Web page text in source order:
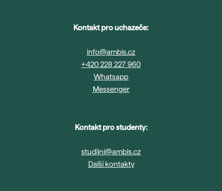
Volitelný předmět
Bakalářská práce
Uplatnění psychologa v
Kontakt pro uchazeče:
info@ambis.cz
+420 228 227 960
Whatsapp
Messenger
Kontakt pro studenty:
studijni@ambis.cz
Další kontakty